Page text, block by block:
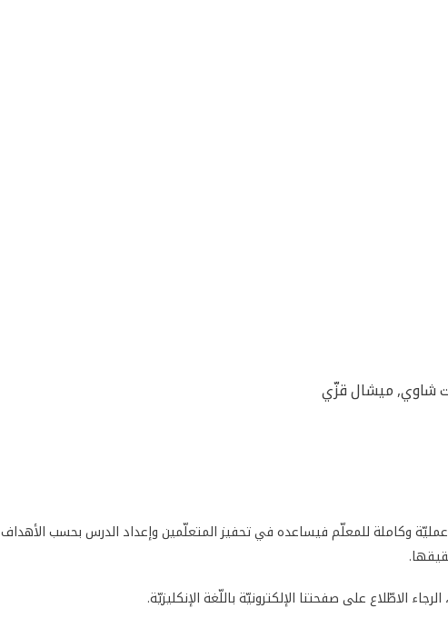
شاوي, ميشال قزّي
عمليّة وكاملة للمعلّم فيساعده في تحفيز المتعلّمين وإعداد الدرس بحسب الأهداف
الاطّلاع على صفحتنا الإلكترونيّة باللّغة الإنكليزيّة.